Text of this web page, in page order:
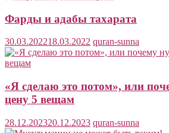
Фарды и адабы тахарата
30.03.202218.03.2022 quran-sunna
«Я сделаю это потом», или
цену 5 вещам
28.12.202320.12.2023 quran-sunna